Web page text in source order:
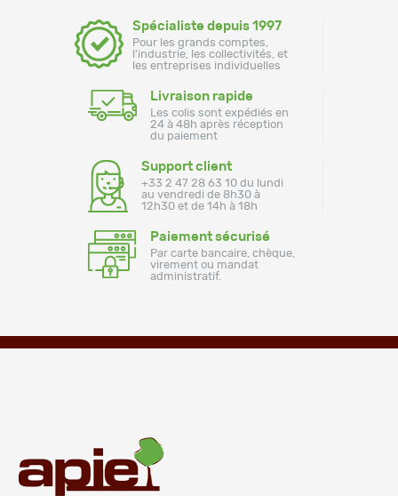
Spécialiste depuis 1997
Pour les grands comptes,
l'industrie, les collectivités, et
les entreprises individuelles
Livraison rapide
Les colis sont expédiés en
24 à 48h après réception
du paiement
Support client
+33 2 47 28 63 10 du lundi
au vendredi de 8h30 à
12h30 et de 14h à 18h
Paiement sécurisé
Par carte bancaire, chèque,
virement ou mandat
administratif.